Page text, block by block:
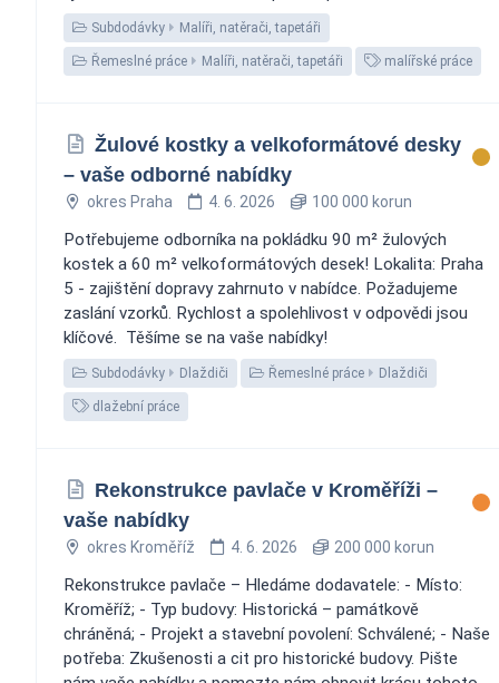
Subdodávky Malíři, natěrači, tapetáři
Řemeslné práce Malíři, natěrači, tapetáři malířské práce
Žulové kostky a velkoformátové desky
– vaše odborné nabídky
okres Praha 4. 6. 2026 100 000 korun
Potřebujeme odborníka na pokládku 90 m² žulových
kostek a 60 m² velkoformátových desek! Lokalita: Praha
5 - zajištění dopravy zahrnuto v nabídce. Požadujeme
zaslání vzorků. Rychlost a spolehlivost v odpovědi jsou
klíčové. ️ Těšíme se na vaše nabídky!
Subdodávky Dlaždiči Řemeslné práce Dlaždiči
dlažební práce
Rekonstrukce pavlače v Kroměříži –
vaše nabídky
okres Kroměříž 4. 6. 2026 200 000 korun
Rekonstrukce pavlače – Hledáme dodavatele: - Místo:
Kroměříž; - Typ budovy: Historická – památkově
chráněná; - Projekt a stavební povolení: Schválené; - Naše
potřeba: Zkušenosti a cit pro historické budovy. Pište